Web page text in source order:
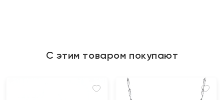
С этим товаром покупают